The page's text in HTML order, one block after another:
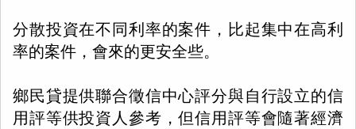
分散投資在不同利率的案件，比起集中在高利
率的案件，會來的更安全些。
鄉民貸提供聯合徵信中心評分與自行設立的信
用評等供投資人參考，但信用評等會隨著經濟